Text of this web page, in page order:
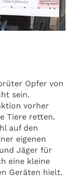
Opfer von
sein.
vorher
Tiere retten.
auf den
eigenen
Jäger für
eine kleine
Geräten hielt.